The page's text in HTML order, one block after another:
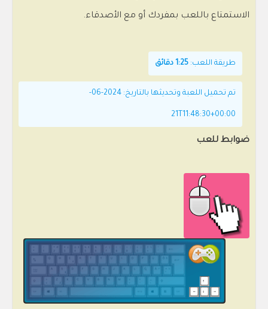
الاستمتاع باللعب بمفردك أو مع الأصدقاء.
طريقة اللعب: 1:25 دقائق
تم تحميل اللعبة وتحديثها بالتاريخ: 2024-06-
21T11:48:30+00:00
ضوابط للعب